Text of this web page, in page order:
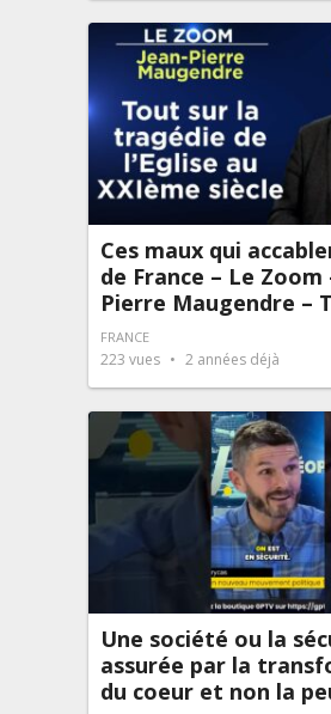
Ces maux qui
de France – Le Zoom
Pierre Maugendre –
FRANCE
223 vues 2 années déjà
Une société ou la
assurée par la
du coeur et non la